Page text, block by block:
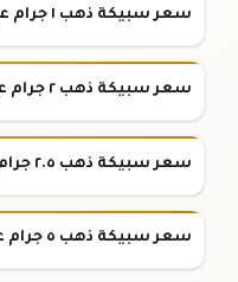
سعر سبيكة ذهب ١ جرام عيار ٢٤
سعر سبيكة ذهب ٢ جرام عيار ٢٤
سعر سبيكة ذهب ٢.٥ جرام عيار ٢٤
سعر سبيكة ذهب ٥ جرام عيار ٢٤